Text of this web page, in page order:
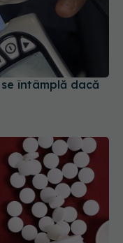
întâmplă dacă